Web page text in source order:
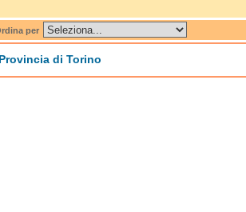
per
Provincia di Torino